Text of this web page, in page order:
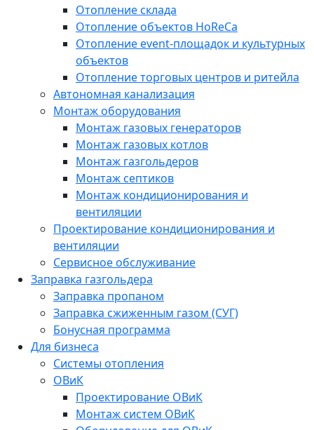
Отопление склада
Отопление объектов HoReCa
Отопление event-площадок и культурных
объектов
Отопление торговых центров и ритейла
Автономная канализация
Монтаж оборудования
Монтаж газовых генераторов
Монтаж газовых котлов
Монтаж газгольдеров
Монтаж септиков
Монтаж кондиционирования и
вентиляции
Проектирование кондиционирования и
вентиляции
Сервисное обслуживание
Заправка газгольдера
Заправка пропаном
Заправка сжиженным газом (СУГ)
Бонусная программа
Для бизнеса
Системы отопления
ОВиК
Проектирование ОВиК
Монтаж систем ОВиК